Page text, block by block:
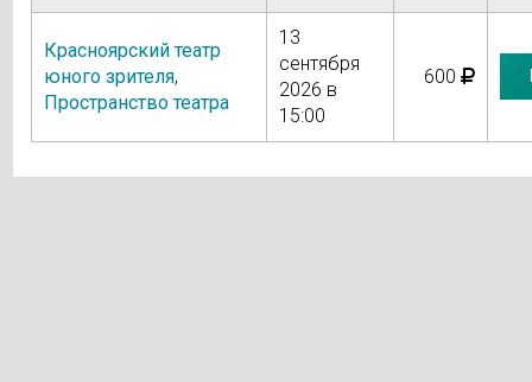
Красноярский театр
юного зрителя,
Пространство театра
13
сентября
2026 в
15:00
600